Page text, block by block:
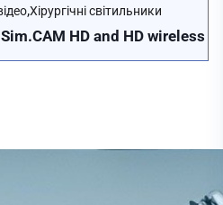
,Хірургічні світильники
Sim.CAM 4K Wireless Sim.CAM HD and HD wireless